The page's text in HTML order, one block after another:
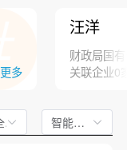
更多
汪洋
财政局国
关联企业0
全文 智能排序